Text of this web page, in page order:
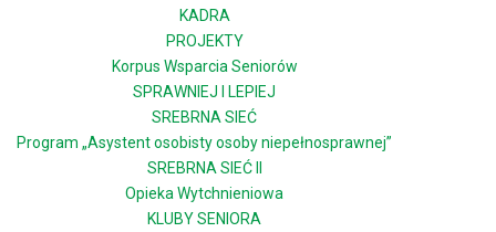
KADRA
PROJEKTY
Korpus Wsparcia Seniorów
SPRAWNIEJ I LEPIEJ
SREBRNA SIEĆ
Program „Asystent osobisty osoby niepełnosprawnej”
SREBRNA SIEĆ II
Opieka Wytchnieniowa
KLUBY SENIORA